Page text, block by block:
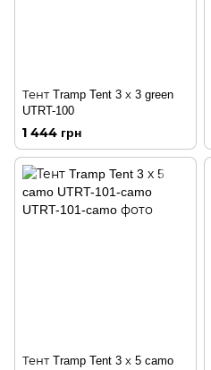
Тент Tramp Tent 3 х 3 green
UTRT-100
1 444 грн
Тент Tramp Tent 3 х 5 camo